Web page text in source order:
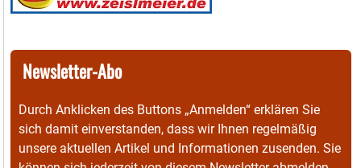
Newsletter-Abo
Durch Anklicken des Buttons „Anmelden“ erklären Sie
sich damit einverstanden, dass wir Ihnen regelmäßig
unsere aktuellen Artikel und Informationen zusenden. Sie